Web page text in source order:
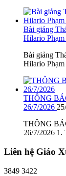
Bài giảng
Hilario
Bài giảng
Hilario
THÔNG
26/7/2026
THÔNG
26/7/2026 1.
Liên hệ Giáo
3849 3422